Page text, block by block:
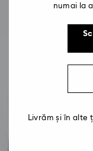
numai la
Livrăm și în alte